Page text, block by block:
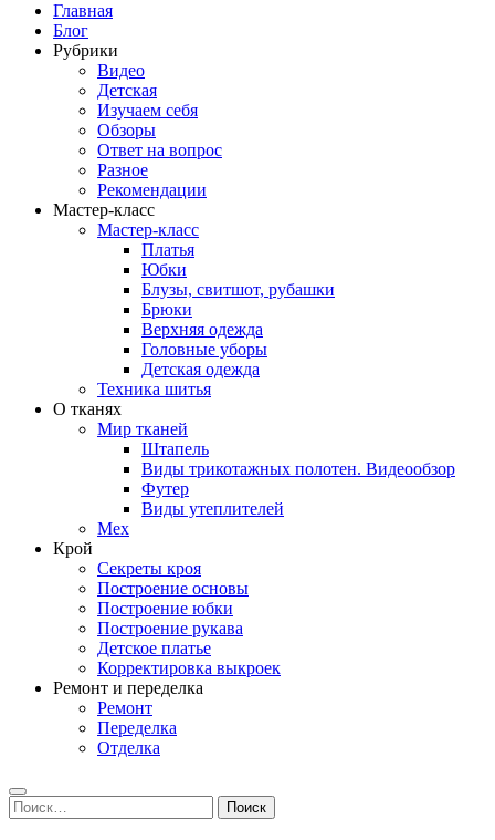
Главная
Блог
Рубрики
Видео
Детская
Изучаем себя
Обзоры
Ответ на вопрос
Разное
Рекомендации
Мастер-класс
Мастер-класс
Платья
Юбки
Блузы, свитшот, рубашки
Брюки
Верхняя одежда
Головные уборы
Детская одежда
Техника шитья
О тканях
Мир тканей
Штапель
Виды трикотажных полотен. Видеообзор
Футер
Виды утеплителей
Мех
Крой
Секреты кроя
Построение основы
Построение юбки
Построение рукава
Детское платье
Корректировка выкроек
Ремонт и переделка
Ремонт
Переделка
Отделка
Search
Найти: